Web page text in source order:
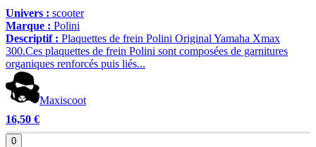
Univers : scooter
Marque : Polini
Descriptif : Plaquettes de frein Polini Original Yamaha Xmax
300.Ces plaquettes de frein Polini sont composées de garnitures
organiques renforcés puis liés...
Maxiscoot
16,50 €
0